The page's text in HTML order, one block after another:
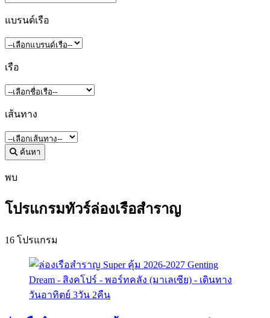
แบรนด์เรือ
เรือ
เส้นทาง
ค้นหา
พบ
โปรแกรมทัวร์ล่องเรือสำราญ
16 โปรแกรม